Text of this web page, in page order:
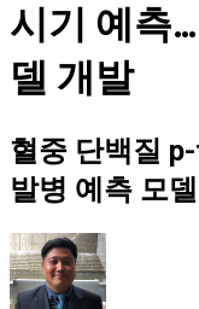
시기 예측…
델 개발
혈중 단백질
발병 예측 모